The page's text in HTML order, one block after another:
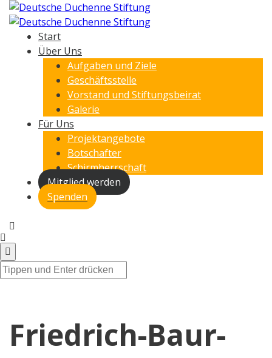
Start
Über Uns
Aufgaben und Ziele
Geschäftsstelle
Vorstand und Stiftungsbeirat
Galerie
Für Uns
Projektangebote
Botschafter
Schirmherrschaft
Mitglied werden
Spenden
Friedrich-Baur-